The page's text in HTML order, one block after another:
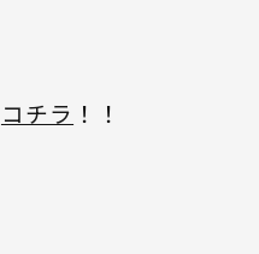
コチラ ！！